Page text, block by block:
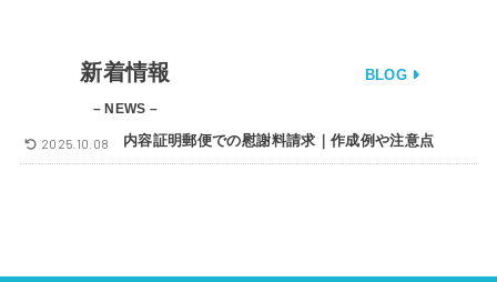
新着情報
– NEWS –
BLOG
内容証明郵便での慰謝料請求｜作成例や注意点
2025.10.08